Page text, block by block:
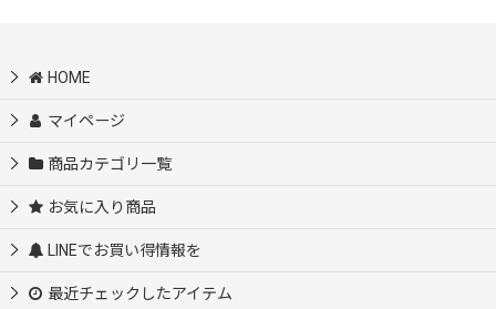
HOME
マイページ
商品カテゴリ一覧
お気に入り商品
LINEでお買い得情報を
最近チェックしたアイテム